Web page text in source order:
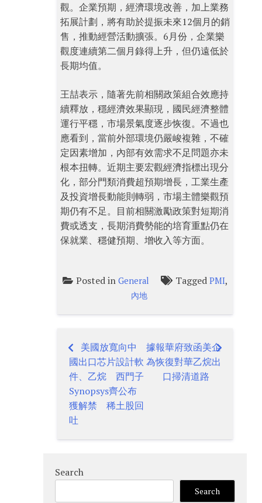
觀。企業預期，經濟環境改善，加上業務
拓展計劃，將有助於提振未來12個月的銷
售，推動經營活動擴張。6月份，企業樂
觀度連續第二個月錄得上升，但仍遠低於
長期均值。
王喆表示，隨著先前相關政策組合效應持
續釋放，穩經濟效果顯現，國民經濟整體
運行平穩，市場景氣度逐步恢復。不過也
應看到，當前外部環境仍嚴峻複雜，不確
定因素增加，內部有效需求不足問題亦未
根本扭轉。近期主要宏觀經濟指標出現分
化，部分門類消費超預期增長，工業生產
及投資增長動能則轉弱，市場主體樂觀預
期仍有不足。目前相關激勵政策對短期消
費或透支，長期消費勢能的培育重點仍在
保就業、穩健預期、增收入等方面。
Posted in General Tagged PMI,
內地
Post
navigation
美國放寬向中
國出口芯片設計軟
件、乙烷 西門子
Synopsys齊公布
獲解禁 稀土股回
吐
據報華府致函美企
為恢復對華乙烷出
口掃清道路
Search
Search